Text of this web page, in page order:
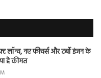
लॉन्च, नए फीचर्स और टर्बो इंजन के
है कीमत